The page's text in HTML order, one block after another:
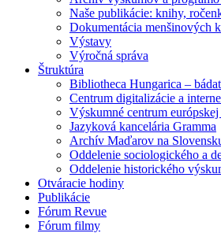
Naše publikácie: knihy,
Dokumentácia menšinových
Výstavy
Výročná správa
Štruktúra
Bibliotheca Hungarica –
Centrum digitalizácie a
Výskumné centrum
Jazyková kancelária Gramma
Archív Maďarov na
Oddelenie sociologického a
Oddelenie historického
Otváracie hodiny
Publikácie
Fórum Revue
Fórum filmy